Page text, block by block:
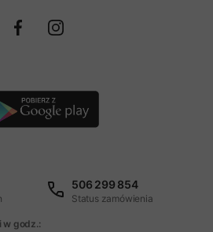
506 299 854
Status zamówienia
w godz.: